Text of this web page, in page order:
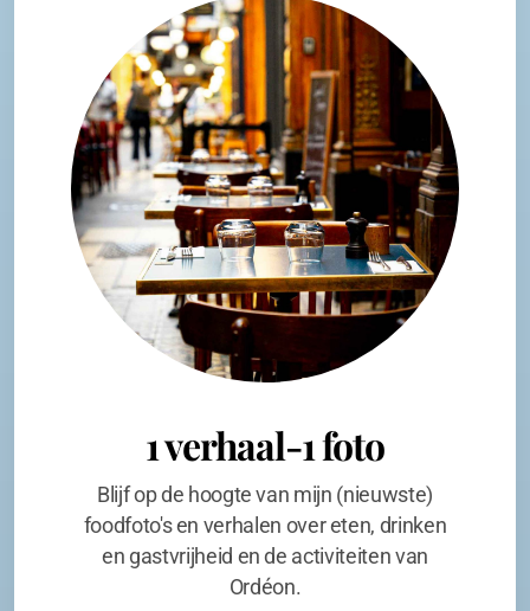
1 verhaal-1 foto
Blijf op de hoogte van mijn (nieuwste)
foodfoto's en verhalen over eten, drinken
en gastvrijheid en de activiteiten van
Ordéon.